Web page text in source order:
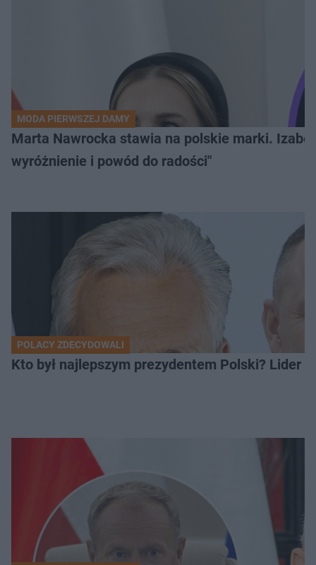
MODA PIERWSZEJ DAMY
Marta Nawrocka stawia na polskie marki.
wyróżnienie i powód do radości"
POLACY ZDECYDOWALI
Kto był najlepszym prezydentem Polski? Lider